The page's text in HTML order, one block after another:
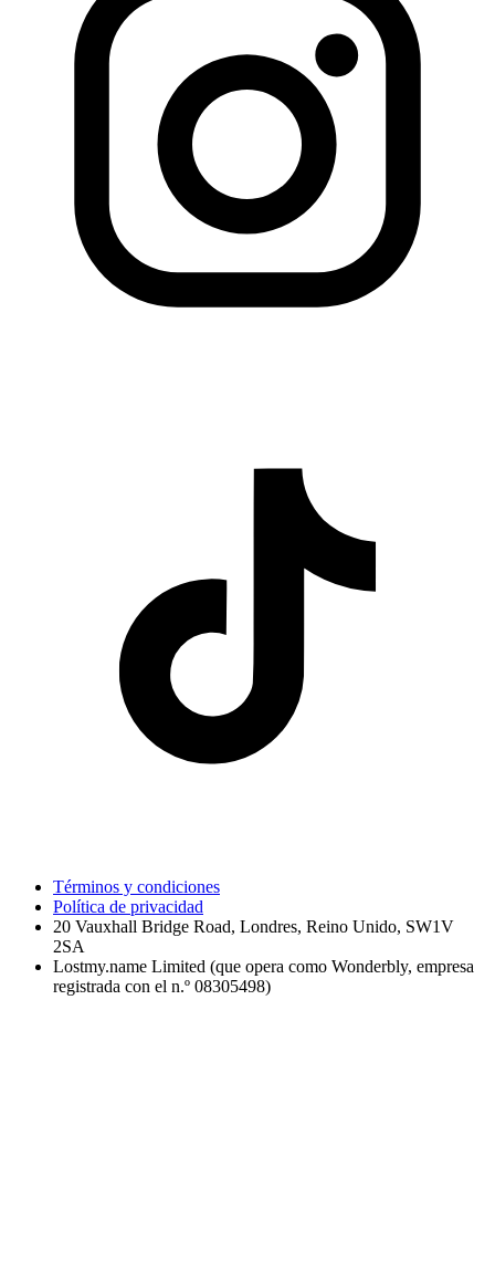
Términos y condiciones
Política de privacidad
20 Vauxhall Bridge Road, Londres, Reino Unido, SW1V
2SA
Lostmy.name Limited (que opera como Wonderbly, empresa
registrada con el n.º 08305498)